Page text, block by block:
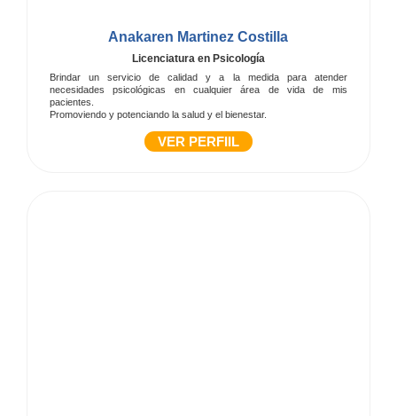
Anakaren Martinez Costilla
Licenciatura en Psicología
Brindar un servicio de calidad y a la medida para atender
necesidades psicológicas en cualquier área de vida de mis
pacientes.
Promoviendo y potenciando la salud y el bienestar.
VER PERFIIL